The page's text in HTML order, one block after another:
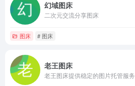
幻域图床
二次元交流分享图床
图床 # 图床
老王图床
老王图床提供稳定的图片托管服务